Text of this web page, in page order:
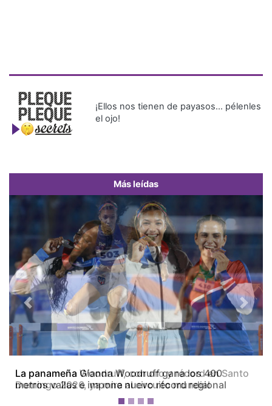
¡Ellos nos tienen de payasos… pélenles
el ojo!
Más leídas
La panameña Woodruff, con oro y récord en Santo
Domingo 2026, ya mira al circuito mundial
Previous Next